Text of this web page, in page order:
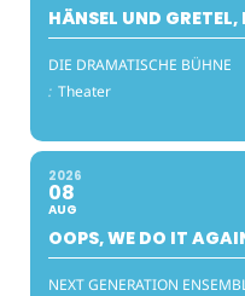
HÄNSEL UND
DIE DRAMATISCHE BÜHNE
: Theater
2026
08
AUG
OOPS, WE DO IT
NEXT GENERATION